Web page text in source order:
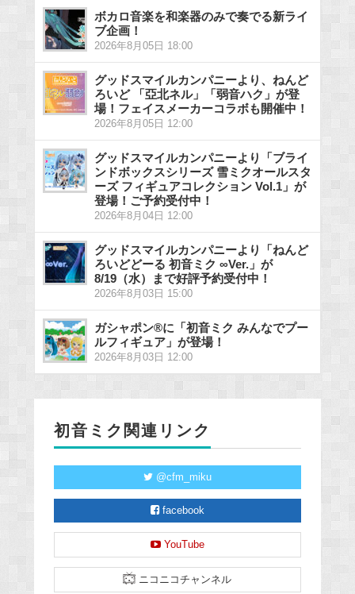
ボカロ音楽を和楽器のみで奏でる新ライ
ブ企画！
2026年8月05日 18:00
グッドスマイルカンパニーより、ねんど
ろいど 「亞北ネル」「弱音ハク」が登
場！フェイスメーカーコラボも開催中！
2026年8月05日 12:00
グッドスマイルカンパニーより「ブライ
ンドボックスシリーズ 雪ミクオールスタ
ーズ フィギュアコレクション Vol.1」が
登場！ご予約受付中！
2026年8月04日 12:00
グッドスマイルカンパニーより「ねんど
ろいどどーる 初音ミク ∞Ver.」が
8/19（水）まで好評予約受付中！
2026年8月03日 15:00
ガシャポン®に「初音ミク みんなでプー
ルフィギュア」が登場！
2026年8月03日 12:00
初音ミク関連リンク
@cfm_miku
facebook
YouTube
ニコニコチャンネル